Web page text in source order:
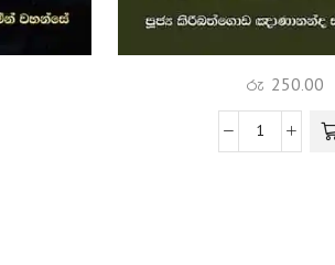
රු 250.00